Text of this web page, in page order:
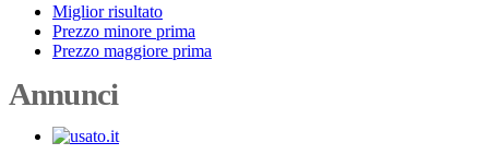
Miglior risultato
Prezzo minore prima
Prezzo maggiore prima
Annunci